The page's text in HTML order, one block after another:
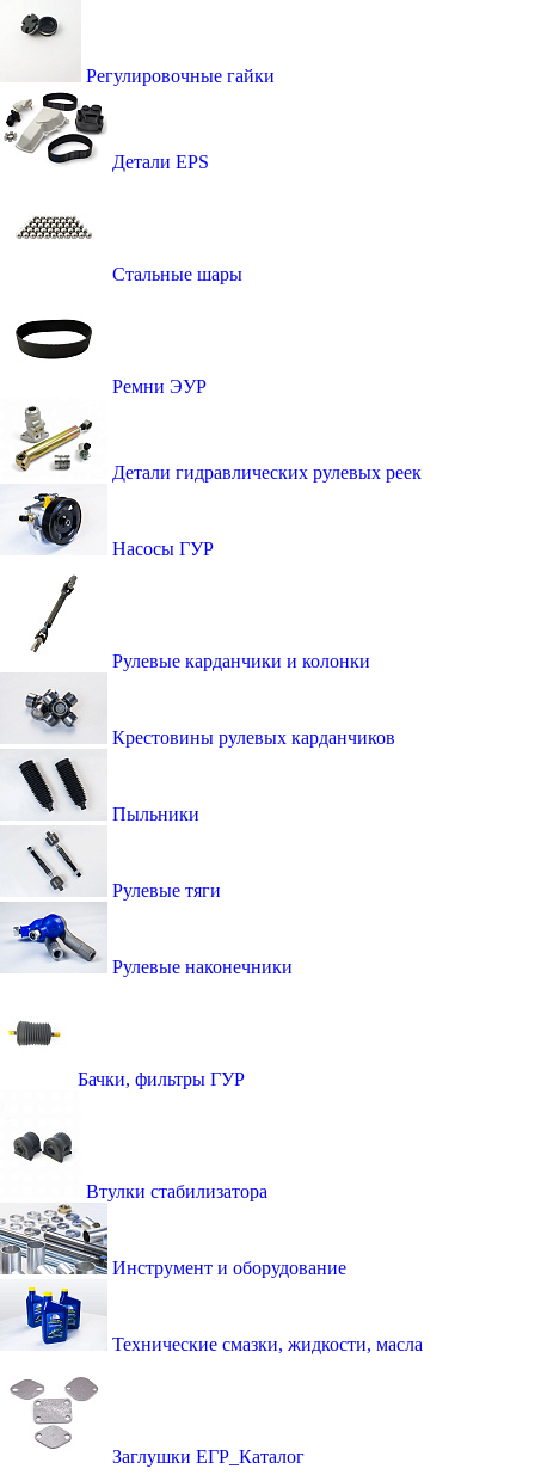
Регулировочные гайки
Детали EPS
Стальные шары
Ремни ЭУР
Детали гидравлических рулевых реек
Насосы ГУР
Рулевые карданчики и колонки
Крестовины рулевых карданчиков
Пыльники
Рулевые тяги
Рулевые наконечники
Бачки, фильтры ГУР
Втулки стабилизатора
Инструмент и оборудование
Технические смазки, жидкости, масла
Заглушки ЕГР_Каталог